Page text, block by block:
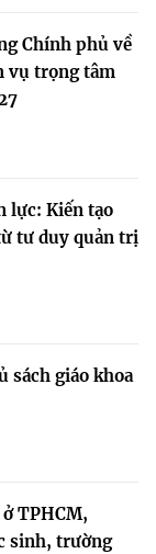
Chính phủ về
vụ trọng tâm
lực: Kiến tạo
tư duy quản trị
sách giáo khoa
TPHCM,
sinh, trường